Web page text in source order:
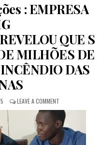
: EMPRESA
QUE S
MILHÕES DE
DAS
DATE:LEAVE A COMMENTON INVASÃO ÀS